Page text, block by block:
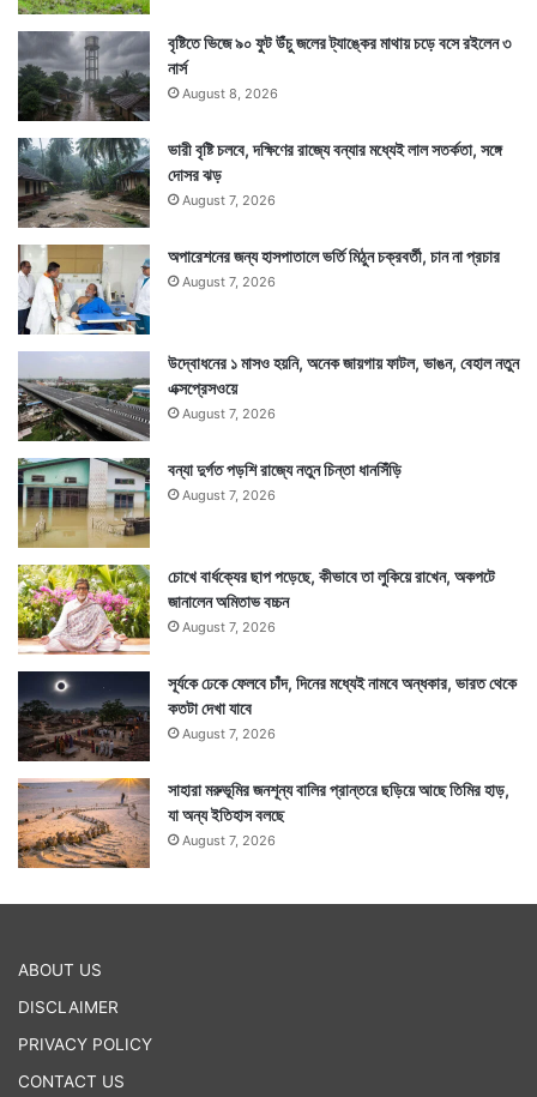
বৃষ্টিতে ভিজে ৯০ ফুট উঁচু জলের ট্যাঙ্কের মাথায় চড়ে বসে রইলেন ৩
নার্স
August 8, 2026
ভারী বৃষ্টি চলবে, দক্ষিণের রাজ্যে বন্যার মধ্যেই লাল সতর্কতা, সঙ্গে
দোসর ঝড়
August 7, 2026
অপারেশনের জন্য হাসপাতালে ভর্তি মিঠুন চক্রবর্তী, চান না প্রচার
August 7, 2026
উদ্বোধনের ১ মাসও হয়নি, অনেক জায়গায় ফাটল, ভাঙন, বেহাল নতুন
এক্সপ্রেসওয়ে
August 7, 2026
বন্যা দুর্গত পড়শি রাজ্যে নতুন চিন্তা ধানসিঁড়ি
August 7, 2026
চোখে বার্ধক্যের ছাপ পড়েছে, কীভাবে তা লুকিয়ে রাখেন, অকপটে
জানালেন অমিতাভ বচ্চন
August 7, 2026
সূর্যকে ঢেকে ফেলবে চাঁদ, দিনের মধ্যেই নামবে অন্ধকার, ভারত থেকে
কতটা দেখা যাবে
August 7, 2026
সাহারা মরুভূমির জনশূন্য বালির প্রান্তরে ছড়িয়ে আছে তিমির হাড়,
যা অন্য ইতিহাস বলছে
August 7, 2026
ABOUT US
DISCLAIMER
PRIVACY POLICY
CONTACT US